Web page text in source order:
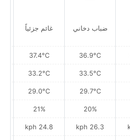
ضباب دخاني
36.9°C
33.5°C
29.7°C
20%
26.3 kph
غائم جزئياً
37.4°C
33.2°C
29.0°C
21%
24.8 kph